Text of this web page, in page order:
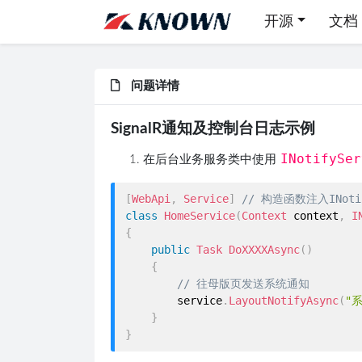
开源 文档
问题详情
SignalR通知及控制台日志示例
在后台业务服务类中使用
[WebApi , Service]
// 构造函数注入
class
HomeService(Context context ,
{
public Task DoXXXXAsync( )
{
// 往母版页发送系统通知
        service
. LayoutNotifyAsync( "
}
}